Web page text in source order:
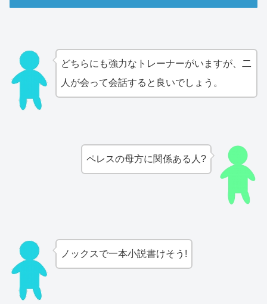
どちらにも強力なトレーナーがいますが、二
人が会って会話すると良いでしょう。
ペレスの母方に関係ある人?
ノックスで一本小説書けそう!